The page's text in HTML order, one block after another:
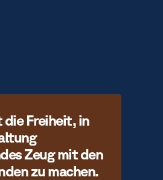
die Freiheit, in
Zeug mit den
zu machen.